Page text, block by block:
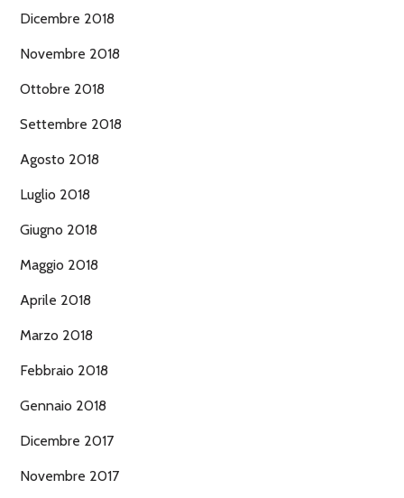
Dicembre 2018
Novembre 2018
Ottobre 2018
Settembre 2018
Agosto 2018
Luglio 2018
Giugno 2018
Maggio 2018
Aprile 2018
Marzo 2018
Febbraio 2018
Gennaio 2018
Dicembre 2017
Novembre 2017